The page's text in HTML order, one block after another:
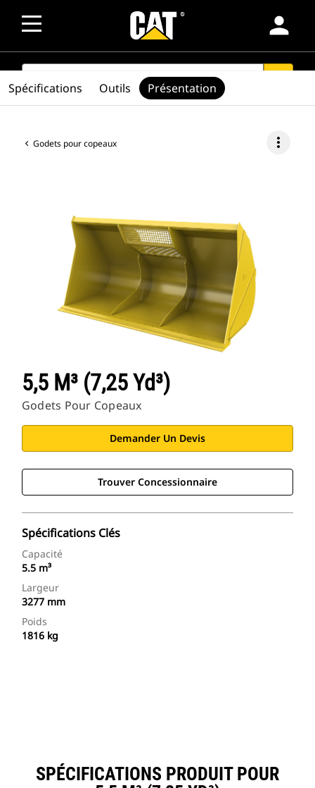
person
SEARCH
Godets pour copeaux more_vert
5,5 M³ (7,25 Yd³)
Godets Pour Copeaux
Demander Un Devis
Trouver Concessionnaire
Spécifications Clés
Capacité
5.5 m³
Largeur
3277 mm
Poids
1816 kg
Spécifications Outils Présentation
SPÉCIFICATIONS PRODUIT POUR